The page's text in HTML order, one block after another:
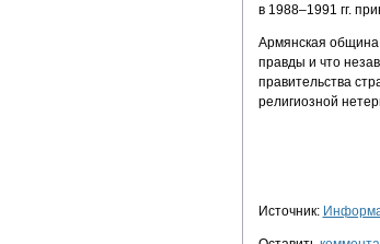
в 1988–1991 гг.
Армянская община
правды и что
правительства
религиозной
Источник: